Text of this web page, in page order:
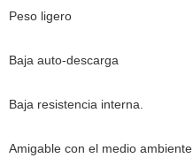
Peso ligero
Baja auto-descarga
Baja resistencia interna.
Amigable con el medio ambiente